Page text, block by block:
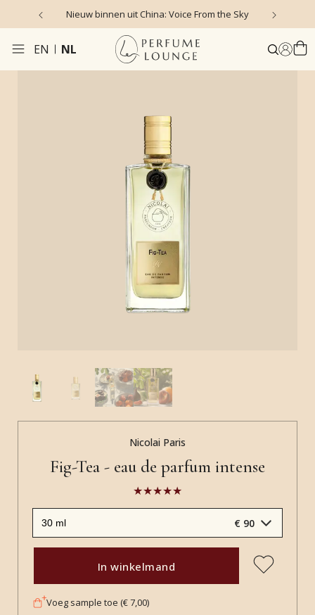
Nieuw binnen uit China: Voice From the Sky
EN NL
Nicolai Paris
Fig-Tea - eau de parfum intense
€ 90
In winkelmand
Voeg sample toe (€ 7,00)